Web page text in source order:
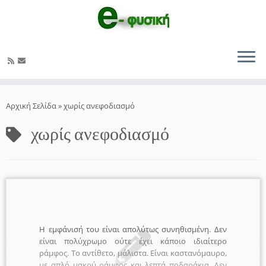
στο
Αρχική Σελίδα»χωρίς ανεφοδιασμό
χωρίς ανεφοδιασμό
Η εμφάνισή του είναι απολύτως συνηθισμένη. Δεν
είναι πολύχρωμο ούτε έχει κάποιο ιδιαίτερο
ράμφος. Το αντίθετο, μάλιστα. Είναι καστανόμαυρο,